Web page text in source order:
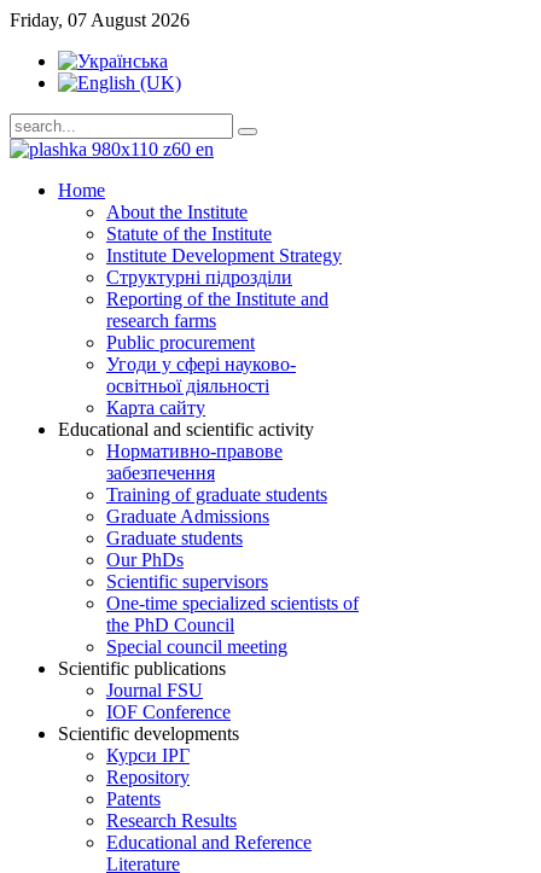
Friday, 07 August 2026
Home
About the Institute
Statute of the Institute
Institute Development Strategy
Структурні підрозділи
Reporting of the Institute and
research farms
Public procurement
Угоди у сфері науково-
освітньої діяльності
Карта сайту
Educational and scientific activity
Нормативно-правове
забезпечення
Training of graduate students
Graduate Admissions
Graduate students
Our PhDs
Scientific supervisors
One-time specialized scientists of
the PhD Council
Special council meeting
Scientific publications
Journal FSU
IOF Conference
Scientific developments
Курси ІРГ
Repository
Patents
Research Results
Educational and Reference
Literature